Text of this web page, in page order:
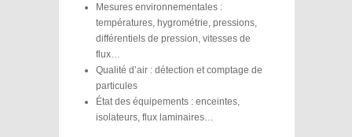
Mesures environnementales :
températures, hygrométrie, pressions,
différentiels de pression, vitesses de
flux…
Qualité d’air : détection et comptage de
particules
État des équipements : enceintes,
isolateurs, flux laminaires…